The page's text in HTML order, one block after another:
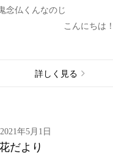
念仏くんなのじ
んにちは
詳しく見る
2021年5月1日
だより